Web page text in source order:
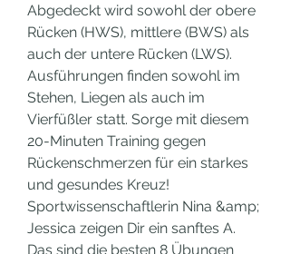
Abgedeckt wird sowohl der obere
Rücken (HWS), mittlere (BWS) als
auch der untere Rücken (LWS).
Ausführungen finden sowohl im
Stehen, Liegen als auch im
Vierfüßler statt. Sorge mit diesem
20-Minuten Training gegen
Rückenschmerzen für ein starkes
und gesundes Kreuz!
Sportwissenschaftlerin Nina &amp;
Jessica zeigen Dir ein sanftes A.
Das sind die besten 8 Übungen